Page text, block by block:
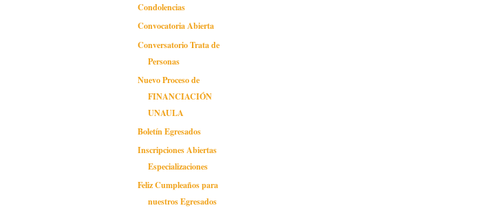
Condolencias
Convocatoria Abierta
Conversatorio Trata de
Personas
Nuevo Proceso de
FINANCIACIÓN
UNAULA
Boletín Egresados
Inscripciones Abiertas
Especializaciones
Feliz Cumpleaños para
nuestros Egresados